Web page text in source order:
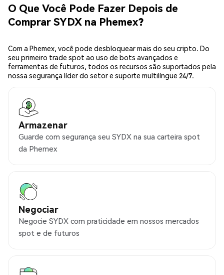
O Que Você Pode Fazer Depois de
Comprar SYDX na Phemex?
Com a Phemex, você pode desbloquear mais do seu cripto. Do
seu primeiro trade spot ao uso de bots avançados e
ferramentas de futuros, todos os recursos são suportados pela
nossa segurança líder do setor e suporte multilíngue 24/7.
Armazenar
Guarde com segurança seu SYDX na sua carteira spot
da Phemex
Negociar
Negocie SYDX com praticidade em nossos mercados
spot e de futuros